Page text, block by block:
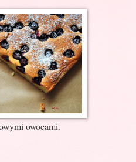
owocami.